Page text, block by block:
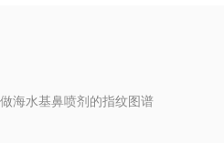
海水基鼻喷剂的指纹图谱